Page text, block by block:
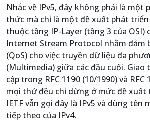
Nhắc về IPv5, đây không phải là một
thức mà chỉ là một đề xuất phát
thuộc tầng IP-Layer (tầng 3 của OSI)
Internet Stream Protocol nhằm đảm
(QoS) cho việc truyền dữ liệu đa
(Multimedia) giữa các đầu cuối. Giao
cập trong RFC 1190 (10/1990) và RFC
mọi thứ đều chỉ dừng ở mức đề
IETF vẫn gọi đây là IPv5 và dùng tên
tiếp theo của IPv4.